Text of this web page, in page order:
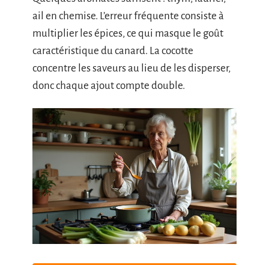
ail en chemise. L’erreur fréquente consiste à
multiplier les épices, ce qui masque le goût
caractéristique du canard. La cocotte
concentre les saveurs au lieu de les disperser,
donc chaque ajout compte double.